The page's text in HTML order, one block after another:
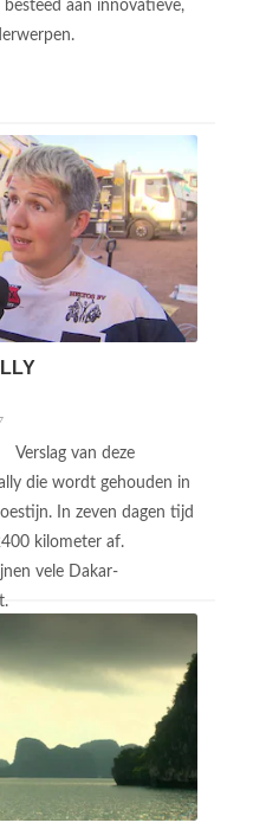
aan innovatieve,
Verslag van deze
die wordt gehouden in
In zeven dagen tijd
kilometer af.
vele Dakar-